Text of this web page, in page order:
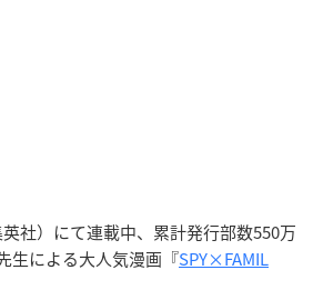
英社）にて連載中、累計発行部数550万
生による大人気漫画『SPY×FAMIL